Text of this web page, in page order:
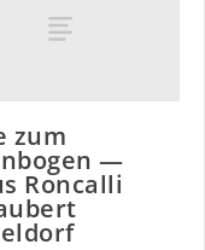
zum
—
Roncalli